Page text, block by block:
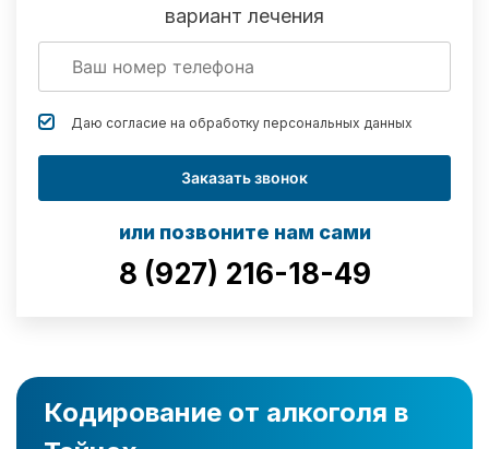
вариант лечения
Даю согласие на обработку персональных данных
Заказать звонок
или позвоните нам сами
8 (927) 216-18-49
Кодирование от алкоголя в